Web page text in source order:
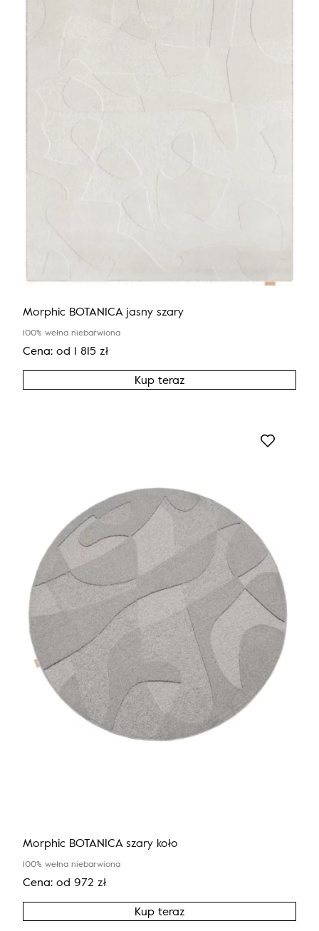
Morphic BOTANICA jasny szary
100% wełna niebarwiona
Cena: od 1 815 zł
Kup teraz
Morphic BOTANICA szary koło
100% wełna niebarwiona
Cena: od 972 zł
Kup teraz